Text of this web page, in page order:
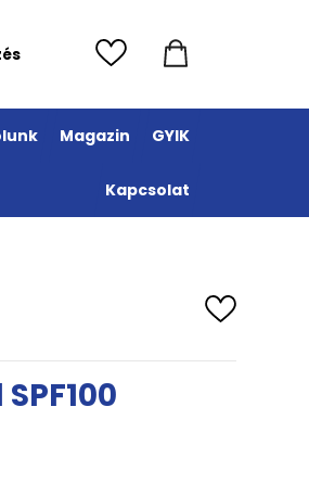
Magazin GYIK
Kapcsolat